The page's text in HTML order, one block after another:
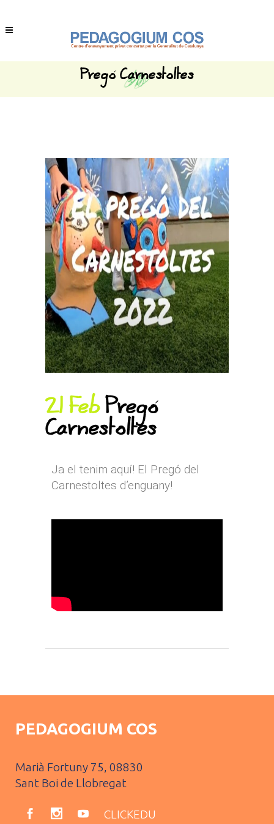
Pregó Carnestoltes
21 FebPregó
Carnestoltes
Ja el tenim aquí! El Pregó del
Carnestoltes d’enguany!
PEDAGOGIUM COS
Marià Fortuny 75, 08830
Sant Boi de Llobregat
CLICKEDU